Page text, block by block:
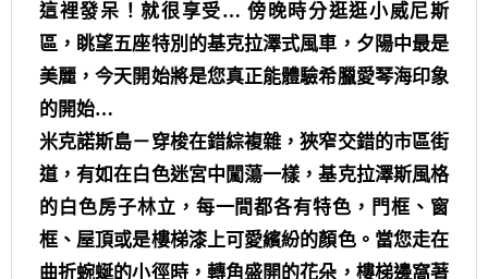
這裡發呆！就很享受… 傍晚時分逛逛小威尼斯
區，眺望五座特別的基克拉澤式風車，夕陽中最是
美麗，今天開始將是您真正能體驗希臘愛琴海印象
的開始…
米克諾斯島－穿梭在錯綜複雜，狹窄交錯的市區街
道，有如在白色迷宮中闖蕩一樣，基克拉澤斯風格
的白色房子林立，每一間都各有特色，門框、窗
框、屋頂或是樓梯漆上可愛繽紛的顏色。當您走在
曲折蜿蜒的小徑時，轉角盛開的花朵，樓梯邊窩著